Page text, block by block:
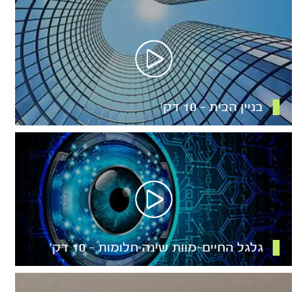
בניין הבית – 10 דק’
גלגל החיים-מוות שינה חלומות – 10 דק’